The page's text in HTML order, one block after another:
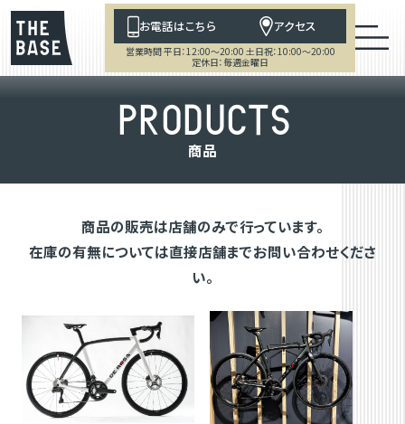
お電話はこちら アクセス
営業時間 平日：12:00～20:00 土日祝：10:00～20:00
定休日：毎週金曜日
PRODUCTS
商品
商品の販売は店舗のみで行っています。
在庫の有無については直接店舗までお問い合わせくださ
い。